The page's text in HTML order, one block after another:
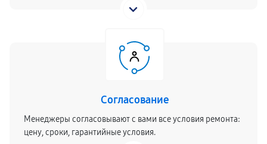
Согласование
Менеджеры согласовывают с вами все условия ремонта:
цену, сроки, гарантийные условия.